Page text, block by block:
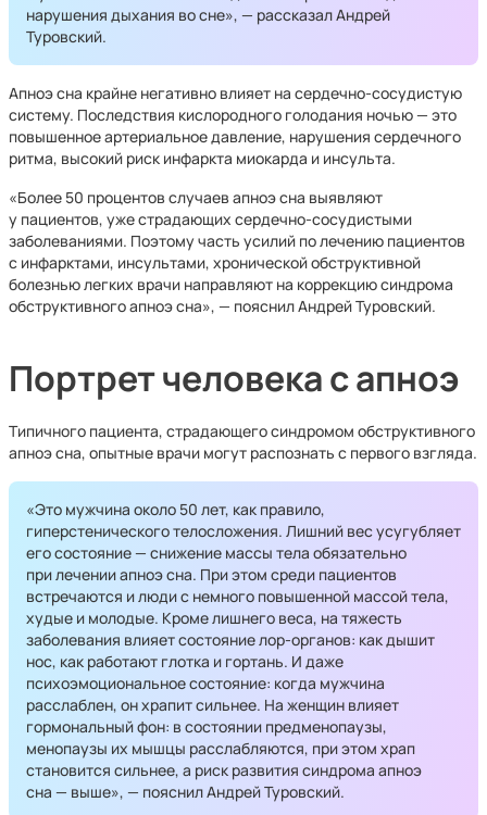
нарушения дыхания во сне», — рассказал Андрей
Туровский.
Апноэ сна крайне негативно влияет на сердечно-сосудистую
систему. Последствия кислородного голодания ночью — это
повышенное артериальное давление, нарушения сердечного
ритма, высокий риск инфаркта миокарда и инсульта.
«Более 50 процентов случаев апноэ сна выявляют
у пациентов, уже страдающих сердечно-сосудистыми
заболеваниями. Поэтому часть усилий по лечению пациентов
с инфарктами, инсультами, хронической обструктивной
болезнью легких врачи направляют на коррекцию синдрома
обструктивного апноэ сна», — пояснил Андрей Туровский.
Портрет человека с апноэ
Типичного пациента, страдающего синдромом обструктивного
апноэ сна, опытные врачи могут распознать с первого взгляда.
«Это мужчина около 50 лет, как правило,
гиперстенического телосложения. Лишний вес усугубляет
его состояние — снижение массы тела обязательно
при лечении апноэ сна. При этом среди пациентов
встречаются и люди с немного повышенной массой тела,
худые и молодые. Кроме лишнего веса, на тяжесть
заболевания влияет состояние лор-органов: как дышит
нос, как работают глотка и гортань. И даже
психоэмоциональное состояние: когда мужчина
расслаблен, он храпит сильнее. На женщин влияет
гормональный фон: в состоянии предменопаузы,
менопаузы их мышцы расслабляются, при этом храп
становится сильнее, а риск развития синдрома апноэ
сна — выше», — пояснил Андрей Туровский.